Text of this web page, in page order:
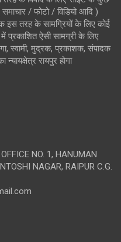
समाचार / फोटो / विडियो आदि )
इस तरह के सामग्रियों के लिए कोई
प्रकाशित ऐसी सामग्री के लिए
स्वामी, मुद्रक, प्रकाशक, संपादक
न्यायक्षेत्र रायपुर होगा
NO. 1, HANUMAN
NAGAR, RAIPUR C.G.